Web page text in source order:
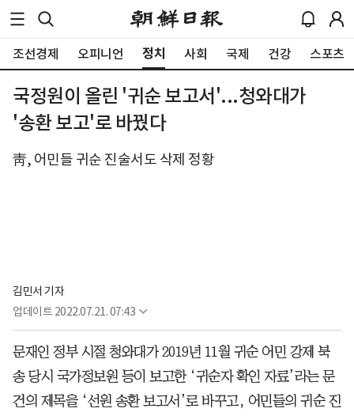
조선경제 오피니언 정치 사회 국제 건강 스포츠
국정원이 올린 '귀순 보고서'...청와대가
'송환 보고'로 바꿨다
靑, 어민들 귀순 진술서도 삭제 정황
김민서 기자
업데이트 2022.07.21. 07:43
문재인 정부 시절 청와대가 2019년 11월 귀순 어민 강제 북
송 당시 국가정보원 등이 보고한 ‘귀순자 확인 자료’라는 문
건의 제목을 ‘선원 송환 보고서’로 바꾸고, 어민들의 귀순 진